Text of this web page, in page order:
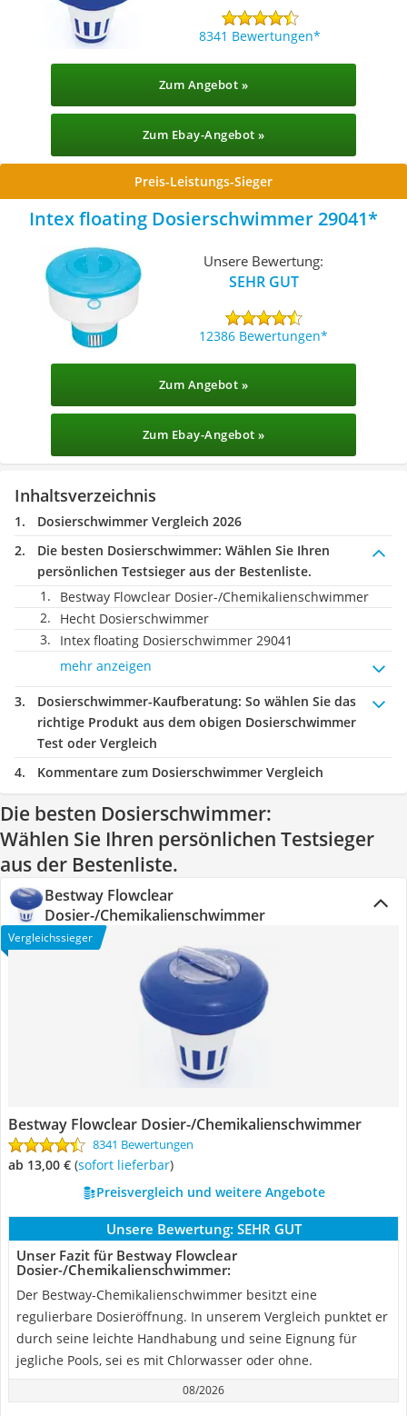
8341 Bewertungen
Zum Angebot »
Zum Ebay-Angebot »
Preis-Leistungs-Sieger
Intex floating Dosierschwimmer 29041
Unsere Bewertung:
SEHR GUT
12386 Bewertungen
Zum Angebot »
Zum Ebay-Angebot »
Inhaltsverzeichnis
Dosierschwimmer Vergleich 2026
Die besten Dosierschwimmer: Wählen Sie Ihren
persönlichen Testsieger aus der Bestenliste.
Bestway Flowclear Dosier-/Chemikalienschwimmer
Hecht Dosierschwimmer
Intex floating Dosierschwimmer 29041
mehr anzeigen
Dosierschwimmer-Kaufberatung: So wählen Sie das
richtige Produkt aus dem obigen Dosierschwimmer
Test oder Vergleich
Kommentare zum Dosierschwimmer Vergleich
Die besten Dosierschwimmer:
Wählen Sie Ihren persönlichen Testsieger
aus der Bestenliste.
Bestway Flowclear
Dosier-/Chemikalienschwimmer
Vergleichssieger
Bestway Flowclear Dosier-/Chemikalienschwimmer
8341 Bewertungen
ab 13,00 € ( Sofort lieferbar)
Preisvergleich und weitere Angebote
Unsere Bewertung: SEHR GUT
Unser Fazit für Bestway Flowclear
Dosier-/Chemikalienschwimmer:
Der Bestway-Chemikalienschwimmer besitzt eine
regulierbare Dosieröffnung. In unserem Vergleich punktet er
durch seine leichte Handhabung und seine Eignung für
jegliche Pools, sei es mit Chlorwasser oder ohne.
08/2026